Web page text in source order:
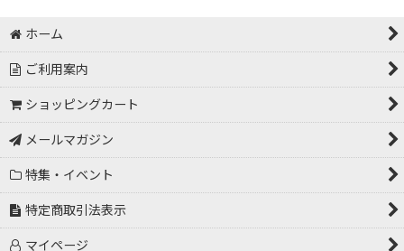
ホーム
ご利用案内
ショッピングカート
メールマガジン
特集・イベント
特定商取引法表示
マイページ